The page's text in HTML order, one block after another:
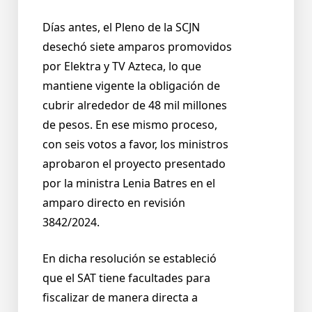
Días antes, el Pleno de la SCJN
desechó siete amparos promovidos
por Elektra y TV Azteca, lo que
mantiene vigente la obligación de
cubrir alrededor de 48 mil millones
de pesos. En ese mismo proceso,
con seis votos a favor, los ministros
aprobaron el proyecto presentado
por la ministra Lenia Batres en el
amparo directo en revisión
3842/2024.
En dicha resolución se estableció
que el SAT tiene facultades para
fiscalizar de manera directa a